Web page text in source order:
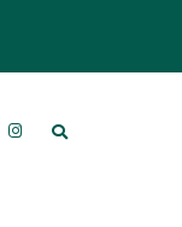
Search